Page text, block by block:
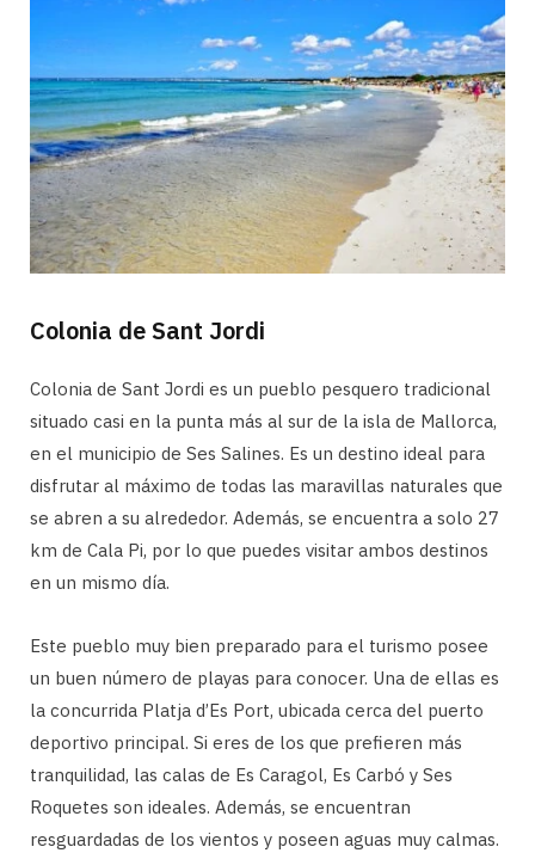
Colonia de Sant Jordi
Colonia de Sant Jordi es un pueblo pesquero tradicional
situado casi en la punta más al sur de la isla de Mallorca,
en el municipio de Ses Salines. Es un destino ideal para
disfrutar al máximo de todas las maravillas naturales que
se abren a su alrededor. Además, se encuentra a solo 27
km de Cala Pi, por lo que puedes visitar ambos destinos
en un mismo día.
Este pueblo muy bien preparado para el turismo posee
un buen número de playas para conocer. Una de ellas es
la concurrida Platja d’Es Port, ubicada cerca del puerto
deportivo principal. Si eres de los que prefieren más
tranquilidad, las calas de Es Caragol, Es Carbó y Ses
Roquetes son ideales. Además, se encuentran
resguardadas de los vientos y poseen aguas muy calmas.